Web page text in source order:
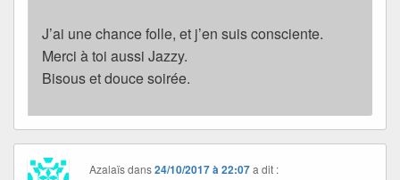
J’ai une chance folle, et j’en suis consciente.
Merci à toi aussi Jazzy.
Bisous et douce soirée.
Azalaïsdans24/10/2017 à 22:07 a dit :